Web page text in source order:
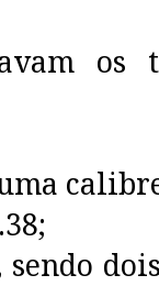
os